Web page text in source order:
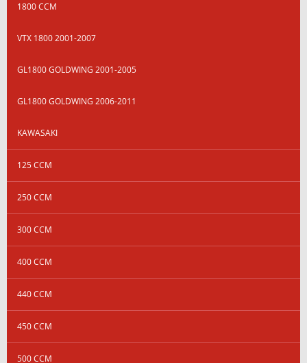
1800 CCM
VTX 1800 2001-2007
GL1800 GOLDWING 2001-2005
GL1800 GOLDWING 2006-2011
KAWASAKI
125 CCM
250 CCM
300 CCM
400 CCM
440 CCM
450 CCM
500 CCM